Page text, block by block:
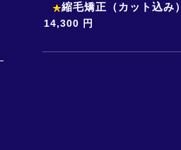
縮毛矯正（カット込み）
14,300 円